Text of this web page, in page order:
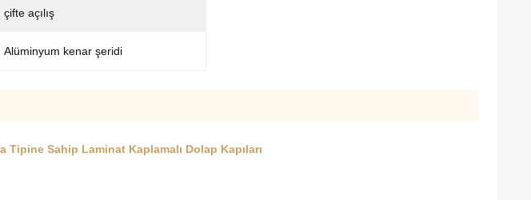
çifte açılış
Alüminyum kenar şeridi
Tipine Sahip Laminat Kaplamalı Dolap Kapıları